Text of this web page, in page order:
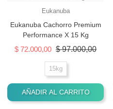
Eukanuba
Eukanuba Cachorro Premium
Performance X 15 Kg
$ 72.000,00 Precio base
$ 97.000,00Precio
15kg
AÑADIR AL CARRITO